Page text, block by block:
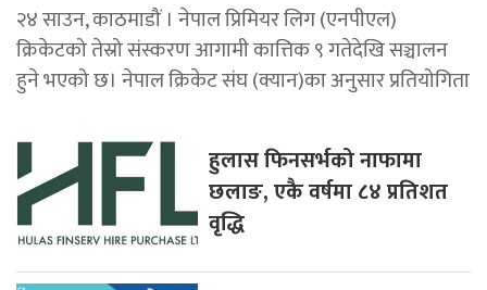
२४ साउन, काठमाडौं । नेपाल प्रिमियर लिग (एनपीएल)
क्रिकेटको तेस्रो संस्करण आगामी कात्तिक ९ गतेदेखि सञ्चालन
हुने भएको छ। नेपाल क्रिकेट संघ (क्यान)का अनुसार प्रतियोगिता
हुलास फिनसर्भको नाफामा
छलाङ, एकै वर्षमा ८४ प्रतिशत
वृद्धि